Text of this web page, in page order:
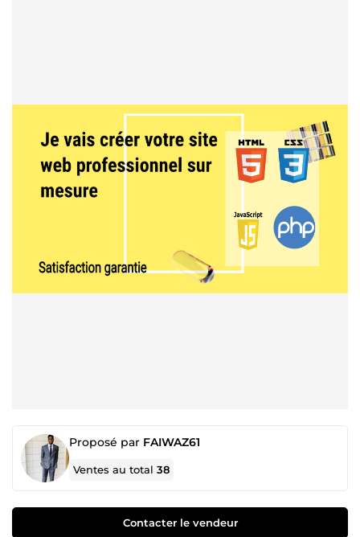
Proposé par FAIWAZ61
Ventes au total38
Contacter le vendeur